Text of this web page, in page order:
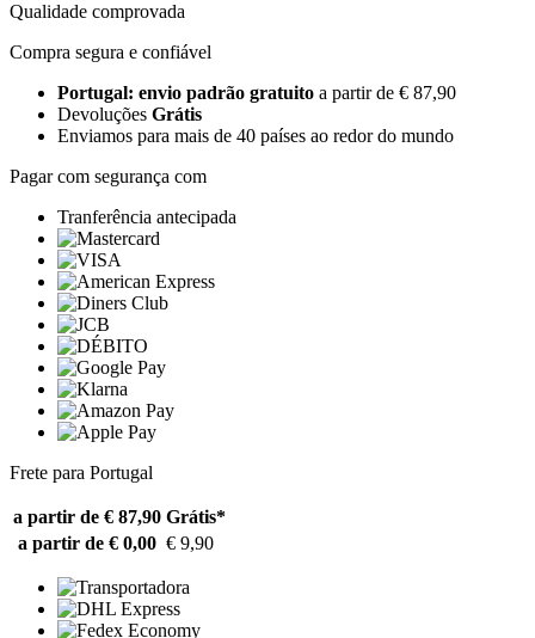
Qualidade comprovada
Compra segura e confiável
Portugal: envio padrão gratuito a partir de € 87,90
Devoluções Grátis
Enviamos para mais de 40 países ao redor do mundo
Pagar com segurança com
Tranferência antecipada
Frete para Portugal
a partir de € 87,90 Grátis*
a partir de € 0,00 € 9,90